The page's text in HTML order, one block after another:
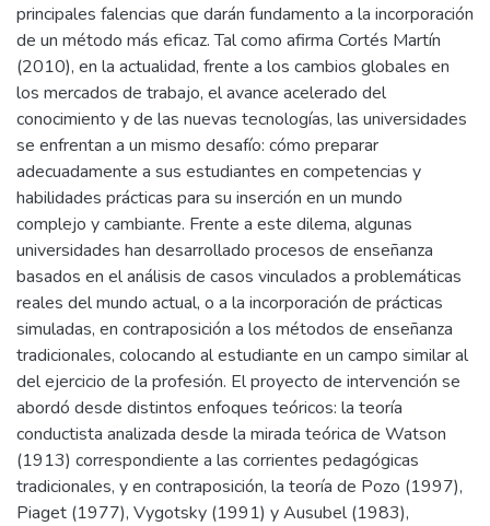
principales falencias que darán fundamento a la incorporación
de un método más eficaz. Tal como afirma Cortés Martín
(2010), en la actualidad, frente a los cambios globales en
los mercados de trabajo, el avance acelerado del
conocimiento y de las nuevas tecnologías, las universidades
se enfrentan a un mismo desafío: cómo preparar
adecuadamente a sus estudiantes en competencias y
habilidades prácticas para su inserción en un mundo
complejo y cambiante. Frente a este dilema, algunas
universidades han desarrollado procesos de enseñanza
basados en el análisis de casos vinculados a problemáticas
reales del mundo actual, o a la incorporación de prácticas
simuladas, en contraposición a los métodos de enseñanza
tradicionales, colocando al estudiante en un campo similar al
del ejercicio de la profesión. El proyecto de intervención se
abordó desde distintos enfoques teóricos: la teoría
conductista analizada desde la mirada teórica de Watson
(1913) correspondiente a las corrientes pedagógicas
tradicionales, y en contraposición, la teoría de Pozo (1997),
Piaget (1977), Vygotsky (1991) y Ausubel (1983),